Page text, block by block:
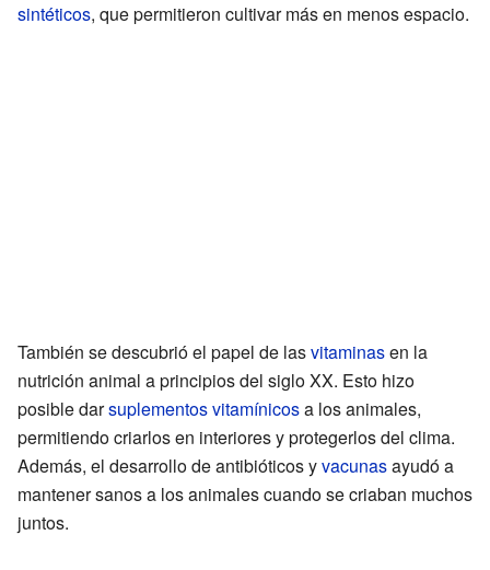
sintéticos, que permitieron cultivar más en menos espacio.
También se descubrió el papel de lasvitaminasen la
nutrición animal a principios del siglo XX. Esto hizo
posible darsuplementos vitamínicosa los animales,
permitiendo criarlos en interiores y protegerlos del clima.
Además, el desarrollo de antibióticos yvacunasayudó a
mantener sanos a los animales cuando se criaban muchos
juntos.